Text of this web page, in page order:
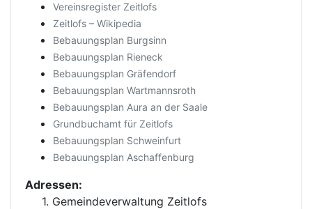
Vereinsregister Zeitlofs
Zeitlofs – Wikipedia
Bebauungsplan Burgsinn
Bebauungsplan Rieneck
Bebauungsplan Gräfendorf
Bebauungsplan Wartmannsroth
Bebauungsplan Aura an der Saale
Grundbuchamt für Zeitlofs
Bebauungsplan Schweinfurt
Bebauungsplan Aschaffenburg
Adressen:
1. Gemeindeverwaltung Zeitlofs